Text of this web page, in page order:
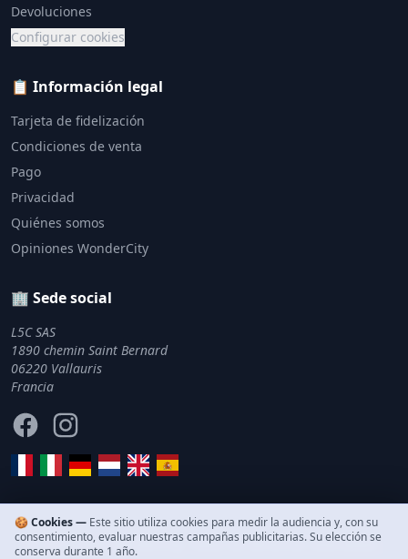
Devoluciones
Configurar cookies
📋 Información legal
Tarjeta de fidelización
Condiciones de venta
Pago
Privacidad
Quiénes somos
Opiniones WonderCity
🏢 Sede social
L5C SAS
1890 chemin Saint Bernard
06220 Vallauris
Francia
FacebookInstagram
© 2011–2026 WonderCity. Todos los derechos reservados.
🍪 Cookies — Este sitio utiliza cookies para medir la audiencia y, con su
consentimiento, evaluar nuestras campañas publicitarias. Su elección se
conserva durante 1 año.